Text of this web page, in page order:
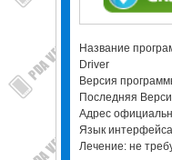
Название
Driver
Версия
Последняя
Адрес
Язык
Лечение: не